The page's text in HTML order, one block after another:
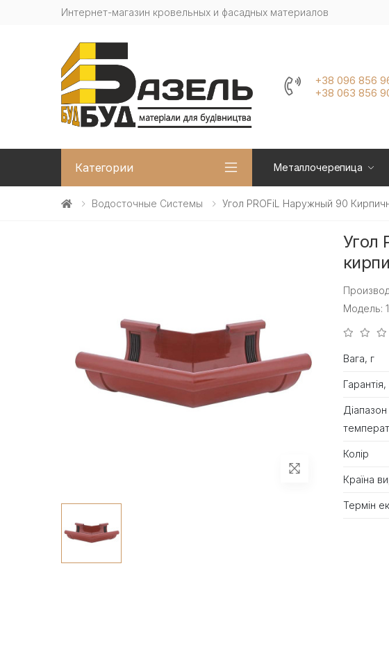
Интернет-магазин кровельных и фасадных материалов
+38 096 856
+38 063 856
Категории Металлочерепица
Водосточные Системы Угол PROFiL Наружный 90
Угол
Модель:
Вага, г
Гарантія,
Колір
Країна
Термін